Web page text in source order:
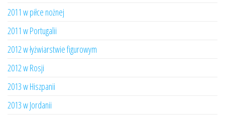
2011 w piłce nożnej
2011 w Portugalii
2012 w łyżwiarstwie figurowym
2012 w Rosji
2013 w Hiszpanii
2013 w Jordanii